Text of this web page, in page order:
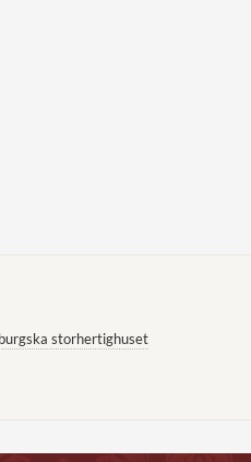
storhertighuset